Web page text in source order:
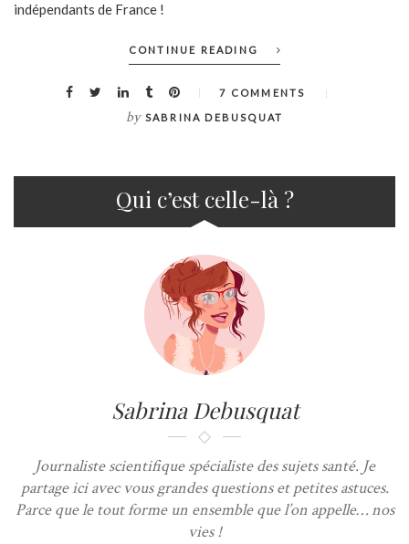
indépendants de France !
CONTINUE READING
7 COMMENTS
by SABRINA DEBUSQUAT
Qui c’est celle-là ?
Sabrina Debusquat
Journaliste scientifique spécialiste des sujets santé. Je
partage ici avec vous grandes questions et petites astuces.
Parce que le tout forme un ensemble que l’on appelle… nos
vies !